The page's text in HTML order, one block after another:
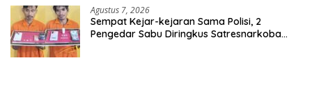
Agustus 7, 2026
Sempat Kejar-kejaran Sama Polisi, 2
Pengedar Sabu Diringkus Satresnarkoba